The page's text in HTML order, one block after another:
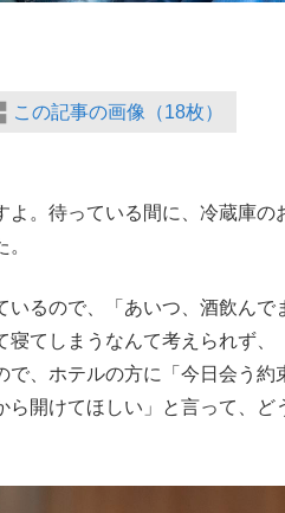
この記事の画像（18枚）
。待っている間に、冷蔵庫の
るので、「あいつ、酒飲んで
てしまうなんて考えられず、
で、ホテルの方に「今日会う
開けてほしい」と言って、ど